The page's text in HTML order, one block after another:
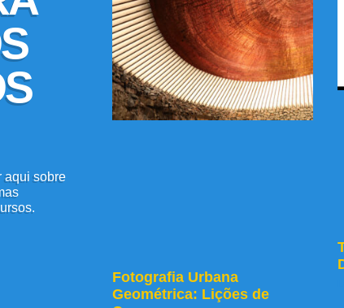
aqui sobre
Fotografia Urbana
Geométrica: Lições de